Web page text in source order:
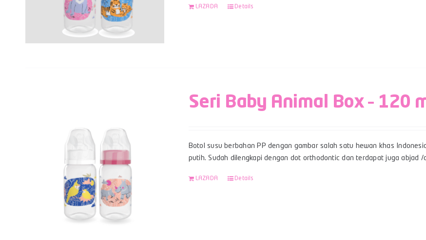
LAZADA Details
Seri Baby Animal Box – 120
Botol susu berbahan PP dengan gambar salah satu hewan khas
putih. Sudah dilengkapi dengan dot orthodontic dan terdapat juga abjad /
LAZADA Details